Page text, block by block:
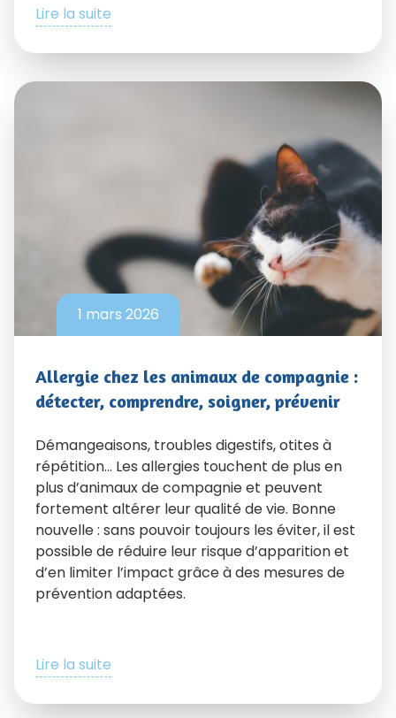
Lire la suite
1 mars 2026
Allergie chez les animaux de compagnie :
détecter, comprendre, soigner, prévenir
Démangeaisons, troubles digestifs, otites à
répétition… Les allergies touchent de plus en
plus d’animaux de compagnie et peuvent
fortement altérer leur qualité de vie. Bonne
nouvelle : sans pouvoir toujours les éviter, il est
possible de réduire leur risque d’apparition et
d’en limiter l’impact grâce à des mesures de
prévention adaptées.
Lire la suite